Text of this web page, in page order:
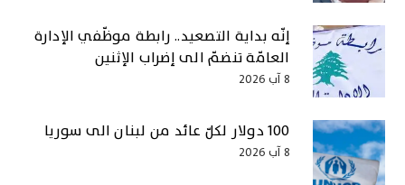
إنّه بداية التصعيد.. رابطة موظّفي الإدارة
العامّة تنضمّ الى إضراب الإثنين
8 آب 2026
100 دولار لكلّ عائد من لبنان الى سوريا
8 آب 2026